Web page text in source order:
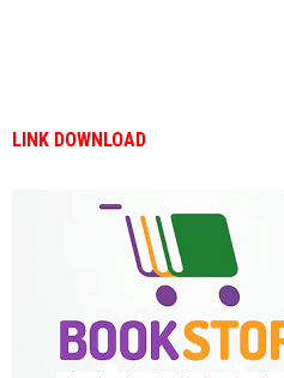
LINK DOWNLOAD